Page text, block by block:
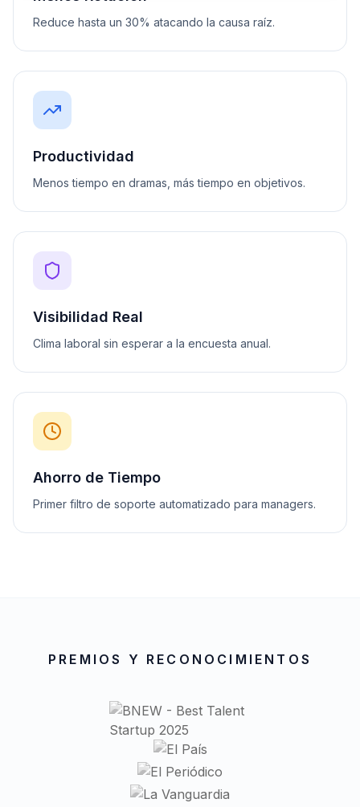
Reduce hasta un 30% atacando la causa raíz.
Productividad
Menos tiempo en dramas, más tiempo en objetivos.
Visibilidad Real
Clima laboral sin esperar a la encuesta anual.
Ahorro de Tiempo
Primer filtro de soporte automatizado para managers.
PREMIOS Y RECONOCIMIENTOS